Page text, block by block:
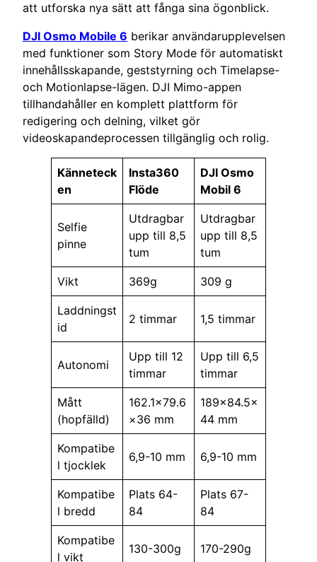
att utforska nya sätt att fånga sina ögonblick.
DJI Osmo Mobile 6 berikar användarupplevelsen
med funktioner som Story Mode för automatiskt
innehållsskapande, geststyrning och Timelapse-
och Motionlapse-lägen. DJI Mimo-appen
tillhandahåller en komplett plattform för
redigering och delning, vilket gör
videoskapandeprocessen tillgänglig och rolig.
Känneteck
en
Insta360
Flöde
DJI Osmo
Mobil 6
Selfie
pinne
Utdragbar
upp till 8,5
tum
Utdragbar
upp till 8,5
tum
Vikt 369g 309 g
Laddningst
id
2 timmar 1,5 timmar
Autonomi
Upp till 12
timmar
Upp till 6,5
timmar
Mått
(hopfälld)
162.1×79.6
×36 mm
189×84.5×
44 mm
Kompatibe
l tjocklek
6,9-10 mm 6,9-10 mm
Kompatibe
l bredd
Plats 64-
84
Plats 67-
84
Kompatibe
l vikt
130-300g 170-290g